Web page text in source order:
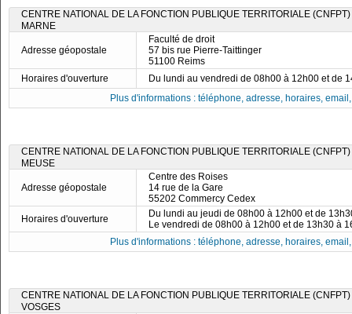
CENTRE NATIONAL DE LA FONCTION PUBLIQUE TERRITORIALE
MARNE
Adresse géopostale
Faculté de droit
57 bis rue Pierre-Taittinger
51100 Reims
Horaires d'ouverture
Du lundi au vendredi de 08h00 à 12h00 et de
Plus d'informations : téléphone, adresse, horaires,
CENTRE NATIONAL DE LA FONCTION PUBLIQUE TERRITORIALE
MEUSE
Adresse géopostale
Centre des Roises
14 rue de la Gare
55202 Commercy Cedex
Horaires d'ouverture
Du lundi au jeudi de 08h00 à 12h00 et de
Le vendredi de 08h00 à 12h00 et de 13h30 à
Plus d'informations : téléphone, adresse, horaires,
CENTRE NATIONAL DE LA FONCTION PUBLIQUE TERRITORIALE
VOSGES